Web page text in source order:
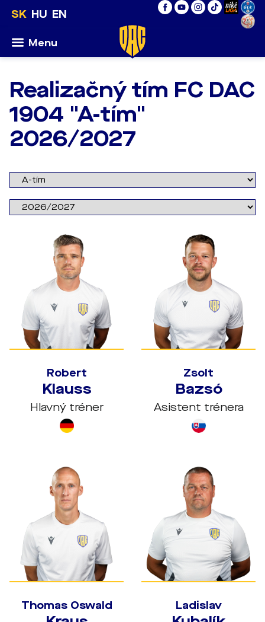
SK HU EN
Menu
Realizačný tím FC DAC
1904 "A-tím"
2026/2027
Robert
Klauss
Hlavný tréner
Zsolt
Bazsó
Asistent trénera
Thomas Oswald Ladislav